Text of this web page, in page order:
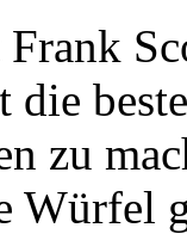
die
zu
Würfel